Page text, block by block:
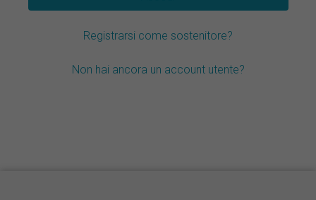
Registrarsi come sostenitore?
Non hai ancora un account utente?
Español
Français